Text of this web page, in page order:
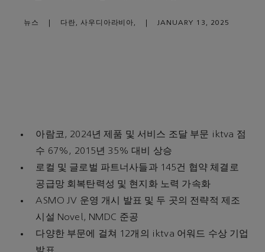
뉴스 다란, 사우디아라비아, JANUARY 13, 2025
아람코, 2024년 제품 및 서비스 조달 부문 iktva 점
수 67%, 2015년 35% 대비 상승
로컬 및 글로벌 파트너사들과 145건 협약 체결로
공급망 회복탄력성 및 현지화 노력 가속화
ASMO JV 운영 개시 발표 및 두 곳의 전략적 제조
시설 Novel, NMDC 준공
다양한 부문에 걸쳐 12개의 iktva 어워드 수상 기업